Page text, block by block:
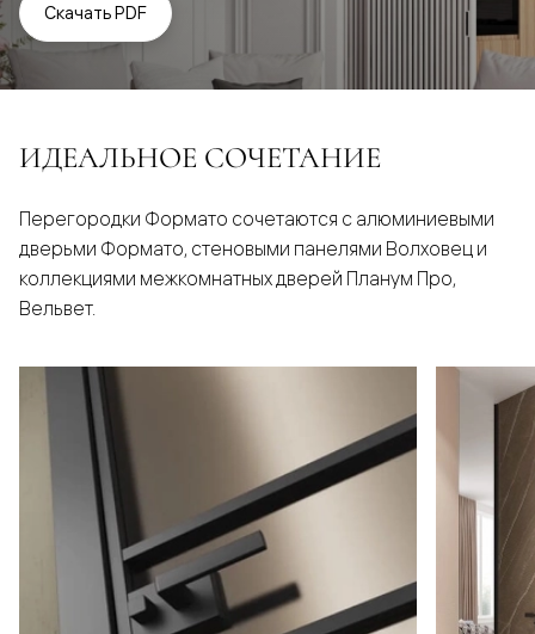
Скачать PDF
ИДЕАЛЬНОЕ СОЧЕТАНИЕ
Перегородки Формато сочетаются с алюминиевыми
дверьми Формато, стеновыми панелями Волховец и
коллекциями межкомнатных дверей Планум Про,
Вельвет.